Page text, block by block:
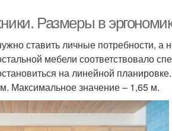
Размеры в
ставить личные потребности, а
мебели соответствовало
на линейной
Максимальное значение – 1,65 м.